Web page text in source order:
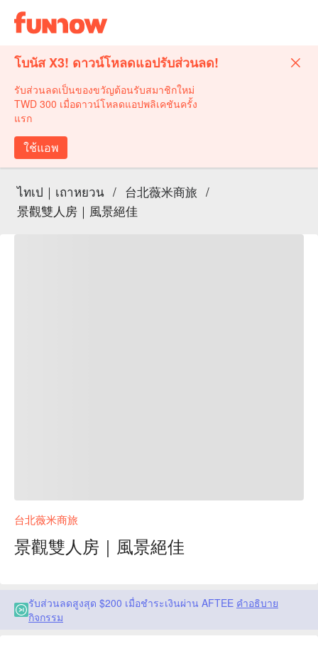
โบนัส X3! ดาวน์โหลดแอปรับส่วนลด!
รับส่วนลดเป็นของขวัญต้อนรับสมาชิกใหม่
TWD 300 เมื่อดาวน์โหลดแอปพลิเคชันครั้ง
แรก
ใช้แอพ
ไทเป｜เถาหยวน / 台北薇米商旅 /
景觀雙人房｜風景絕佳
台北薇米商旅
景觀雙人房｜風景絕佳
รับส่วนลดสูงสุด $200 เมื่อชำระเงินผ่าน AFTEE คำอธิบาย
กิจกรรม